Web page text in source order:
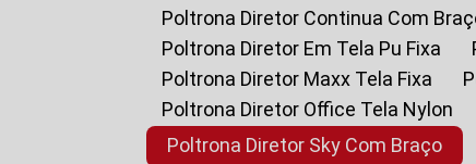
Poltrona Diretor Continua Com
Poltrona Diretor Em Tela Pu Fixa
Poltrona Diretor Maxx Tela Fixa
Poltrona Diretor Office Tela Nylon
Poltrona Diretor Sky Com Braço